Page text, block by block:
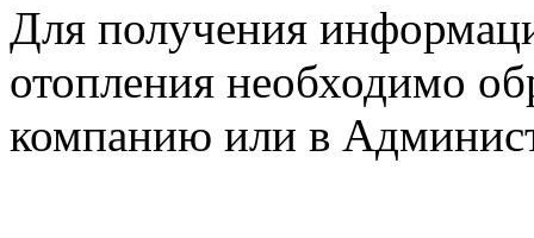
Для получения
отопления необходимо
компанию или в